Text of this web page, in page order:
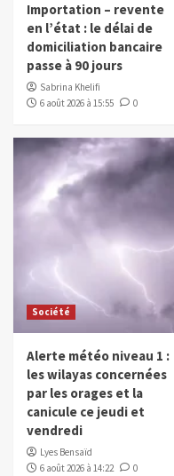
Importation – revente
en l’état : le délai de
domiciliation bancaire
passe à 90 jours
Sabrina Khelifi
6 août 2026 à 15:55
0
Société
Alerte météo niveau 1 :
les wilayas concernées
par les orages et la
canicule ce jeudi et
vendredi
Lyes Bensaïd
6 août 2026 à 14:22
0